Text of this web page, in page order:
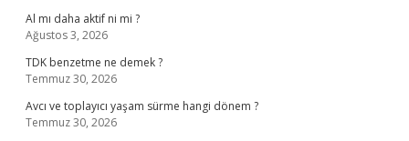
Al mı daha aktif ni mi ?
Ağustos 3, 2026
TDK benzetme ne demek ?
Temmuz 30, 2026
Avcı ve toplayıcı yaşam sürme hangi dönem ?
Temmuz 30, 2026